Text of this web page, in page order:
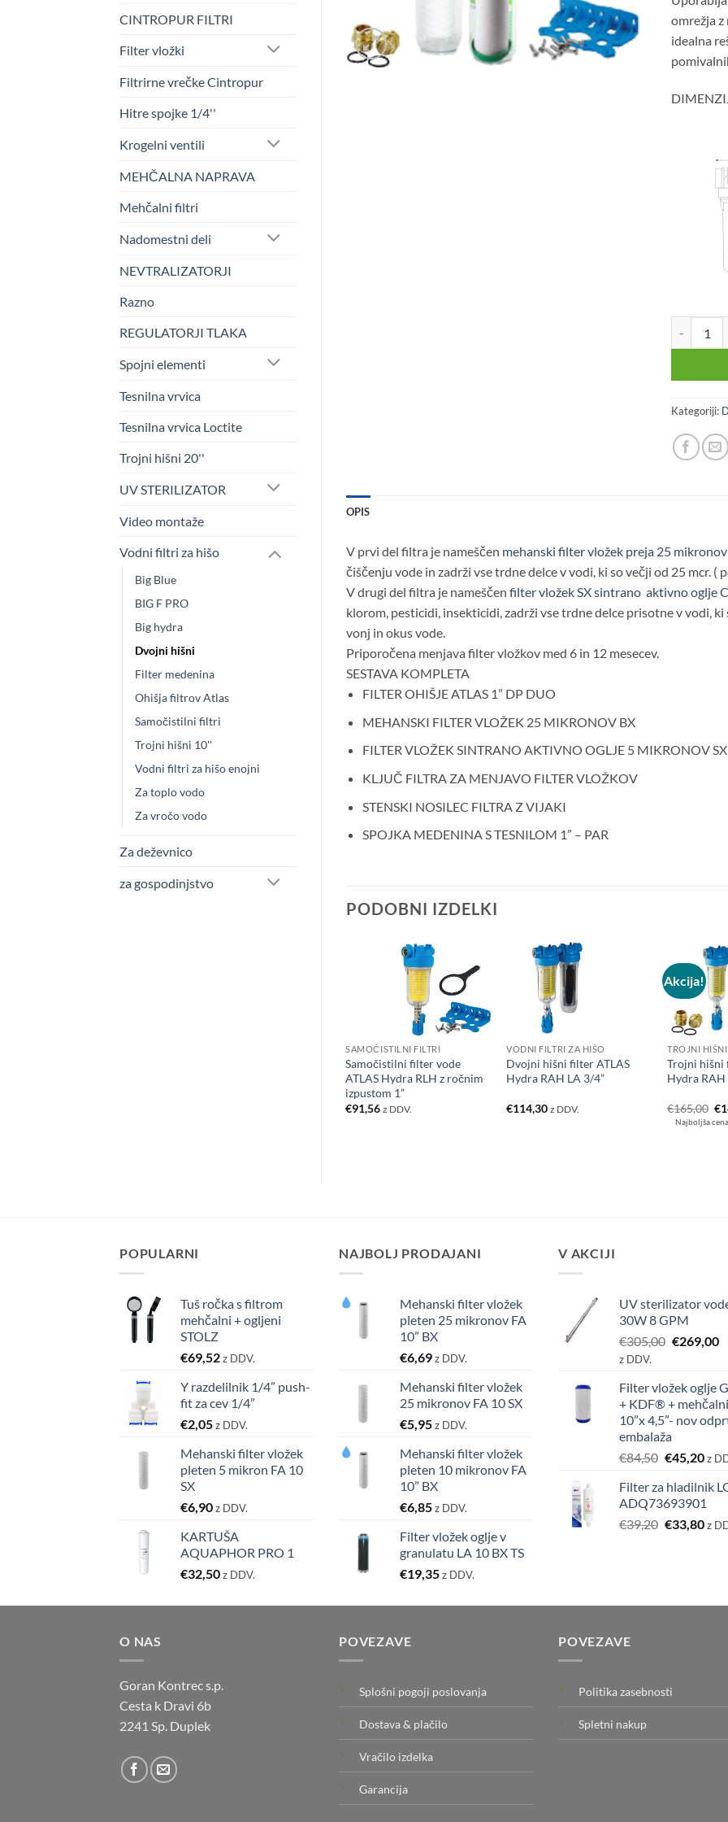
CINTROPUR FILTRI
Filter vložki
Filtrirne vrečke Cintropur
Hitre spojke 1/4''
Krogelni ventili
MEHČALNA NAPRAVA
Mehčalni filtri
Nadomestni deli
NEVTRALIZATORJI
Razno
REGULATORJI TLAKA
Spojni elementi
Tesnilna vrvica
Tesnilna vrvica Loctite
Trojni hišni 20''
UV STERILIZATOR
Video montaže
Vodni filtri za hišo
Big Blue
BIG F PRO
Big hydra
Dvojni hišni
Filter medenina
Ohišja filtrov Atlas
Samočistilni filtri
Trojni hišni 10''
Vodni filtri za hišo enojni
Za toplo vodo
Za vročo vodo
Za deževnico
za gospodinjstvo
omrežja
idealna
Kategoriji:
OPIS
V prvi del filtra je nameščen mehanski filter vložek preja 25
čiščenju vode in zadrži vse trdne delce v vodi, ki so večji od 25 mcr. (
V drugi del filtra je nameščen filter vložek SX sintrano aktivno oglje
klorom, pesticidi, insekticidi, zadrži vse trdne delce prisotne v vodi,
vonj in okus vode.
Priporočena menjava filter vložkov med 6 in 12 mesecev.
SESTAVA KOMPLETA
FILTER OHIŠJE ATLAS 1” DP DUO
MEHANSKI FILTER VLOŽEK 25 MIKRONOV BX
FILTER VLOŽEK SINTRANO AKTIVNO OGLJE 5 MIKRONOV SX
KLJUČ FILTRA ZA MENJAVO FILTER VLOŽKOV
STENSKI NOSILEC FILTRA Z VIJAKI
SPOJKA MEDENINA S TESNILOM 1” – PAR
PODOBNI IZDELKI
SAMOČISTILNI FILTRI
Samočistilni filter vode
ATLAS Hydra RLH z ročnim
izpustom 1”
€91,56 z DDV.
VODNI FILTRI ZA HIŠO
Dvojni hišni filter ATLAS
Hydra RAH LA 3/4”
€114,30 z DDV.
Akcija!
+
TROJNI
Trojni hišni
Hydra
€165,00 €
Najboljša
POPULARNI
Tuš ročka s filtrom
mehčalni + ogljeni
STOLZ
€69,52z DDV.
Y razdelilnik 1/4” push-
fit za cev 1/4”
€2,05z DDV.
Mehanski filter vložek
pleten 5 mikron FA 10
SX
€6,90z DDV.
KARTUŠA
AQUAPHOR PRO 1
€32,50z DDV.
NAJBOLJ PRODAJANI
Mehanski filter vložek
pleten 25 mikronov FA
10” BX
€6,69z DDV.
Mehanski filter vložek
25 mikronov FA 10 SX
€5,95z DDV.
Mehanski filter vložek
pleten 10 mikronov FA
10” BX
€6,85z DDV.
Filter vložek oglje v
granulatu LA 10 BX TS
€19,35z DDV.
V AKCIJI
UV sterilizator
30W 8 GPM
€305,00 Izvirna
bila:
€305,00.
€269,00
z DDV.
Filter vložek oglje
+ KDF® +
10”x 4,5”- nov
embalaža
€84,50 Izvirna
je
bila:
€84,50.
€45,20
je:
z
Filter za hladilnik
ADQ73693901
€39,20 Izvirna
€33,80 z
O NAS
Goran Kontrec s.p.
Cesta k Dravi 6b
2241 Sp. Duplek
POVEZAVE
Splošni pogoji poslovanja
Dostava & plačilo
Vračilo izdelka
Garancija
POVEZAVE
Politika zasebnosti
Spletni nakup